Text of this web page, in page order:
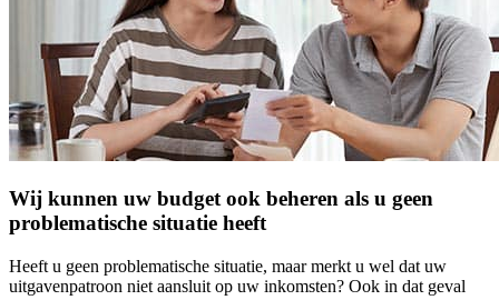
Wij kunnen uw budget ook beheren als u geen
problematische situatie heeft
Heeft u geen problematische situatie, maar merkt u wel dat uw
uitgavenpatroon niet aansluit op uw inkomsten? Ook in dat geval